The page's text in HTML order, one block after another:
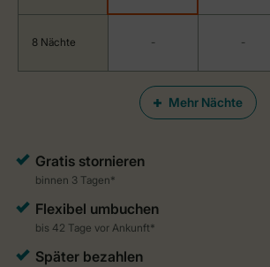
Mehr Nächte
8 Nächte - -